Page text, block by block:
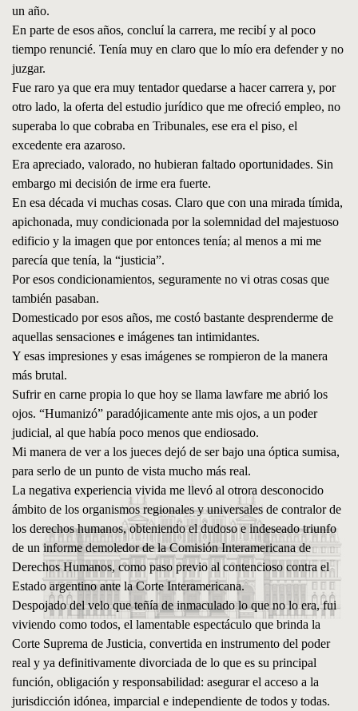
un año.
En parte de esos años, concluí la carrera, me recibí y al poco
tiempo renuncié. Tenía muy en claro que lo mío era defender y no
juzgar.
Fue raro ya que era muy tentador quedarse a hacer carrera y, por
otro lado, la oferta del estudio jurídico que me ofreció empleo, no
superaba lo que cobraba en Tribunales, ese era el piso, el
excedente era azaroso.
Era apreciado, valorado, no hubieran faltado oportunidades. Sin
embargo mi decisión de irme era fuerte.
En esa década vi muchas cosas. Claro que con una mirada tímida,
apichonada, muy condicionada por la solemnidad del majestuoso
edificio y la imagen que por entonces tenía; al menos a mi me
parecía que tenía, la “justicia”.
Por esos condicionamientos, seguramente no vi otras cosas que
también pasaban.
Domesticado por esos años, me costó bastante desprenderme de
aquellas sensaciones e imágenes tan intimidantes.
Y esas impresiones y esas imágenes se rompieron de la manera
más brutal.
Sufrir en carne propia lo que hoy se llama lawfare me abrió los
ojos. “Humanizó” paradójicamente ante mis ojos, a un poder
judicial, al que había poco menos que endiosado.
Mi manera de ver a los jueces dejó de ser bajo una óptica sumisa,
para serlo de un punto de vista mucho más real.
La negativa experiencia vivida me llevó al otrora desconocido
ámbito de los organismos regionales y universales de contralor de
los derechos humanos, obteniendo el dudoso e indeseado triunfo
de un informe demoledor de la Comisión Interamericana de
Derechos Humanos, como paso previo al contencioso contra el
Estado argentino ante la Corte Interamericana.
Despojado del velo que teñía de inmaculado lo que no lo era, fui
viviendo como todos, el lamentable espectáculo que brinda la
Corte Suprema de Justicia, convertida en instrumento del poder
real y ya definitivamente divorciada de lo que es su principal
función, obligación y responsabilidad: asegurar el acceso a la
jurisdicción idónea, imparcial e independiente de todos y todas.